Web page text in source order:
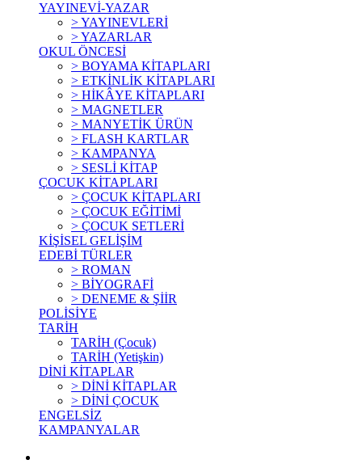
YAYINEVİ-YAZAR
> YAYINEVLERİ
> YAZARLAR
OKUL ÖNCESİ
> BOYAMA KİTAPLARI
> ETKİNLİK KİTAPLARI
> HİKÂYE KİTAPLARI
> MAGNETLER
> MANYETİK ÜRÜN
> FLASH KARTLAR
> KAMPANYA
> SESLİ KİTAP
ÇOCUK KİTAPLARI
> ÇOCUK KİTAPLARI
> ÇOCUK EĞİTİMİ
> ÇOCUK SETLERİ
KİŞİSEL GELİŞİM
EDEBİ TÜRLER
> ROMAN
> BİYOGRAFİ
> DENEME & ŞİİR
POLİSİYE
TARİH
TARİH (Çocuk)
TARİH (Yetişkin)
DİNİ KİTAPLAR
> DİNİ KİTAPLAR
> DİNİ ÇOCUK
ENGELSİZ
KAMPANYALAR